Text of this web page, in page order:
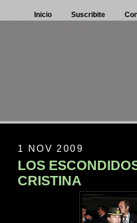
Inicio Suscribite
1 NOV 2009
LOS
CRISTINA